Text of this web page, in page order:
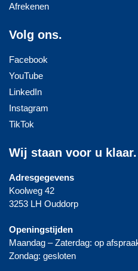
Afrekenen
Volg ons.
Facebook
YouTube
LinkedIn
Instagram
TikTok
Wij staan voor u klaar.
Adresgegevens
Koolweg 42
3253 LH Ouddorp
Openingstijden
Maandag – Zaterdag: op
Zondag: gesloten